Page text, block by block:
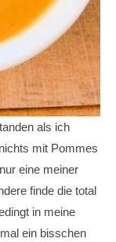
als ich
mit Pommes
eine meiner
finde die total
in meine
ein bisschen